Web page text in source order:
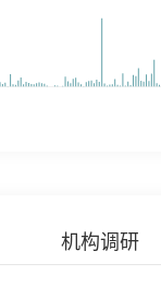
机构调研